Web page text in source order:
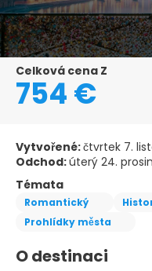
Celková cena Z
754 €
Vytvořené:čtvrtek 7.
Odchod:úterý 24.
Témata
Romantický
Prohlídky města
O destinaci